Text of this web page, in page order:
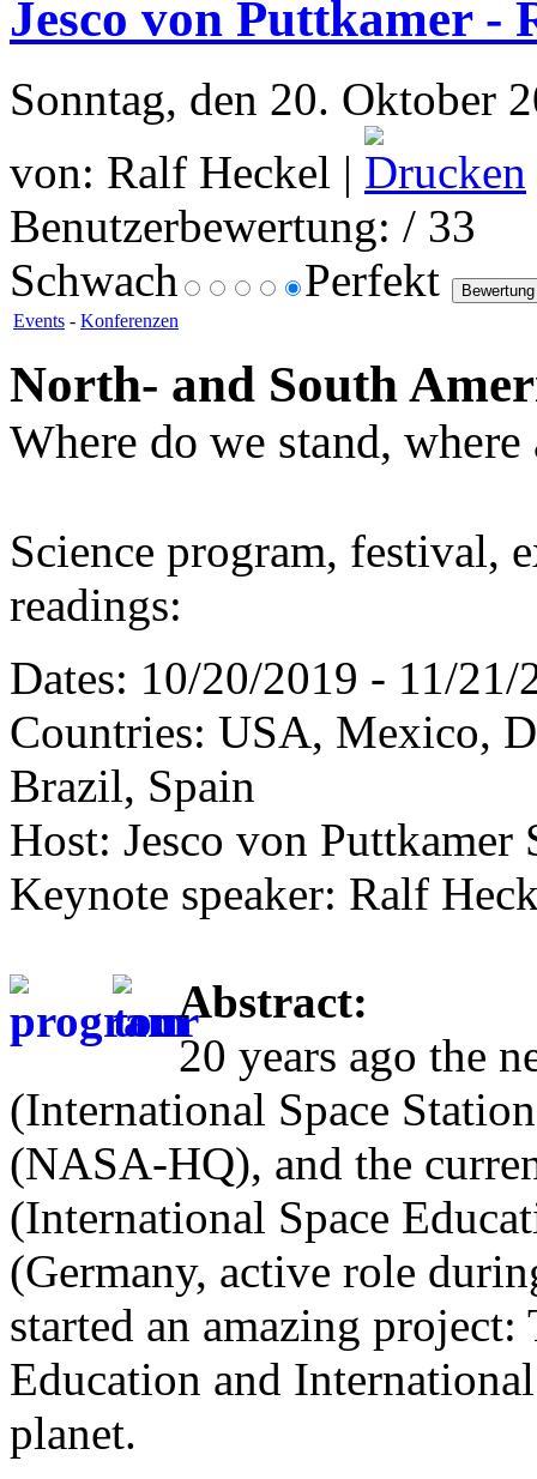
Jesco von Puttkamer -
Sonntag, den 20. Oktober
von: Ralf Heckel |
Benutzerbewertung: / 33
Schwach
Perfekt
Events - Konferenzen
North- and South
Where do we stand,
Science program, festival,
readings:
Dates: 10/20/2019 - 11/21/
Countries: USA, Mexico,
Brazil, Spain
Host: Jesco von Puttkamer
Keynote speaker: Ralf
Abstract:
20 years ago the
(International Space
(NASA-HQ), and the
(International Space
(Germany, active role
started an amazing
Education and
planet.